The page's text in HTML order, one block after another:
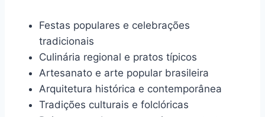
Festas populares e celebrações
tradicionais
Culinária regional e pratos típicos
Artesanato e arte popular brasileira
Arquitetura histórica e contemporânea
Tradições culturais e folclóricas